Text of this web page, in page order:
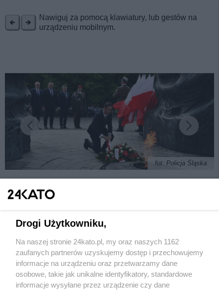
Nawiguj za pomocą klawiatury, lub gestów na
urządzeniu mobilnym.
fot: Policja Śląska
wcześniej. Był uroczysty apel, wyróżnienia, a na
3 / 5
Wydawca mediów lokalnych
Drogi Użytkowniku,
Na naszej stronie 24kato.pl, my oraz naszych 1162
zaufanych partnerów uzyskujemy dostęp i przechowujemy
informacje na urządzeniu oraz przetwarzamy dane
osobowe, takie jak unikalne identyfikatory, standardowe
informacje wysyłane przez urządzenie czy dane